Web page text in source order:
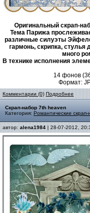
Оригинальный скрап-
Тема Парижа
различные силуэты
гармонь, скрипка,
много
В технике исполнения
14 фонов
Формат:
Комментарии (0) Подробнее
Скрап-набор 7th heaven
Категория: Романтические
автор: alena1984 | 28-07-2012,